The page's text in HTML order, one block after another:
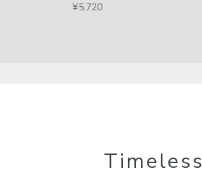
¥5,720
Timeless